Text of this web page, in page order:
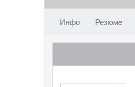
Инфо Резюме